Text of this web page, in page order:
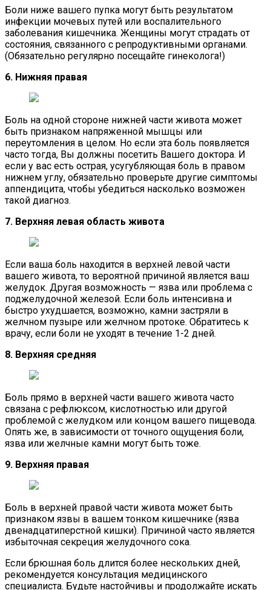
Боли ниже вашего пупка могут быть результатом
инфекции мочевых путей или воспалительного
заболевания кишечника. Женщины могут страдать от
состояния, связанного с репродуктивными органами.
(Обязательно регулярно посещайте гинеколога!)
6. Нижняя правая
Боль на одной стороне нижней части живота может
быть признаком напряженной мышцы или
переутомления в целом. Но если эта боль появляется
часто тогда, Вы должны посетить Вашего доктора. И
если у вас есть острая, усугубляющая боль в правом
нижнем углу, обязательно проверьте другие симптомы
аппендицита, чтобы убедиться насколько возможен
такой диагноз.
7. Верхняя левая область живота
Если ваша боль находится в верхней левой части
вашего живота, то вероятной причиной является ваш
желудок. Другая возможность — язва или проблема с
поджелудочной железой. Если боль интенсивна и
быстро ухудшается, возможно, камни застряли в
желчном пузыре или желчном протоке. Обратитесь к
врачу, если боли не уходят в течение 1-2 дней.
8. Верхняя средняя
Боль прямо в верхней части вашего живота часто
связана с рефлюксом, кислотностью или другой
проблемой с желудком или концом вашего пищевода.
Опять же, в зависимости от точного ощущения боли,
язва или желчные камни могут быть тоже.
9. Верхняя правая
Боль в верхней правой части живота может быть
признаком язвы в вашем тонком кишечнике (язва
двенадцатиперстной кишки). Причиной часто является
избыточная секреция желудочного сока.
Если брюшная боль длится более нескольких дней,
рекомендуется консультация медицинского
специалиста. Будьте настойчивы и продолжайте искать